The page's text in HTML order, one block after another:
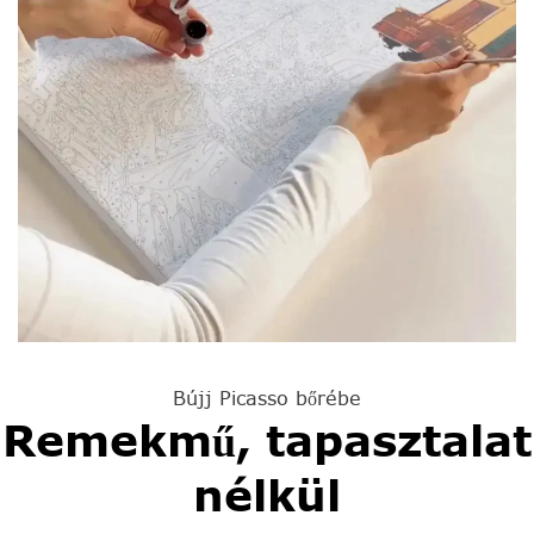
Bújj Picasso bőrébe
Remekmű, tapasztalat
nélkül